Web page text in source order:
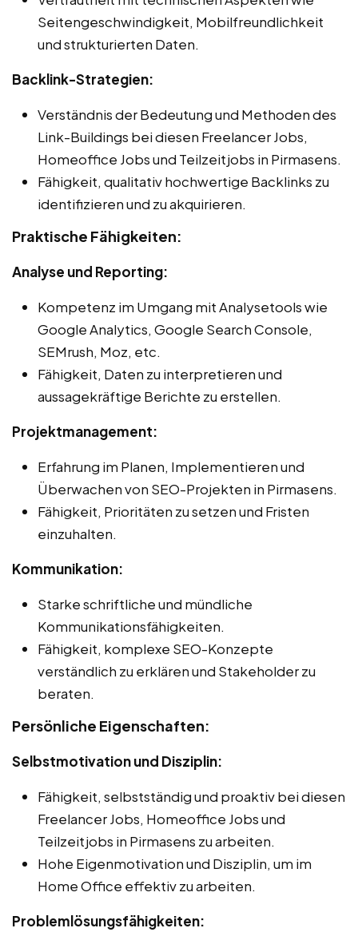
Seitengeschwindigkeit, Mobilfreundlichkeit
und strukturierten Daten.
Backlink-Strategien:
Verständnis der Bedeutung und Methoden des
Link-Buildings bei diesen Freelancer Jobs,
Homeoffice Jobs und Teilzeitjobs in Pirmasens.
Fähigkeit, qualitativ hochwertige Backlinks zu
identifizieren und zu akquirieren.
Praktische Fähigkeiten:
Analyse und Reporting:
Kompetenz im Umgang mit Analysetools wie
Google Analytics, Google Search Console,
SEMrush, Moz, etc.
Fähigkeit, Daten zu interpretieren und
aussagekräftige Berichte zu erstellen.
Projektmanagement:
Erfahrung im Planen, Implementieren und
Überwachen von SEO-Projekten in Pirmasens.
Fähigkeit, Prioritäten zu setzen und Fristen
einzuhalten.
Kommunikation:
Starke schriftliche und mündliche
Kommunikationsfähigkeiten.
Fähigkeit, komplexe SEO-Konzepte
verständlich zu erklären und Stakeholder zu
beraten.
Persönliche Eigenschaften:
Selbstmotivation und Disziplin:
Fähigkeit, selbstständig und proaktiv bei diesen
Freelancer Jobs, Homeoffice Jobs und
Teilzeitjobs in Pirmasens zu arbeiten.
Hohe Eigenmotivation und Disziplin, um im
Home Office effektiv zu arbeiten.
Problemlösungsfähigkeiten: